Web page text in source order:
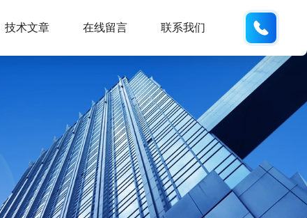
技术文章 在线留言 联系我们